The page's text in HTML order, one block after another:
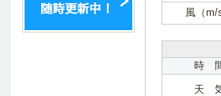
風（m/
時
天